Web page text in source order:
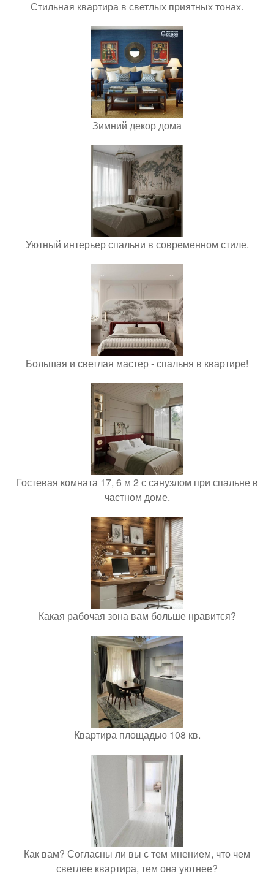
Стильная квартира в светлых приятных тонах.
Зимний декор дома
Уютный интерьер спальни в современном стиле.
Большая и светлая мастер - спальня в квартире!
Гостевая комната 17, 6 м 2 с санузлом при спальне в
частном доме.
Какая рабочая зона вам больше нравится?
Квартира площадью 108 кв.
Как вам? Согласны ли вы с тем мнением, что чем
светлее квартира, тем она уютнее?